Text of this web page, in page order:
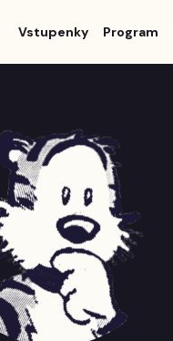
Vstupenky Program